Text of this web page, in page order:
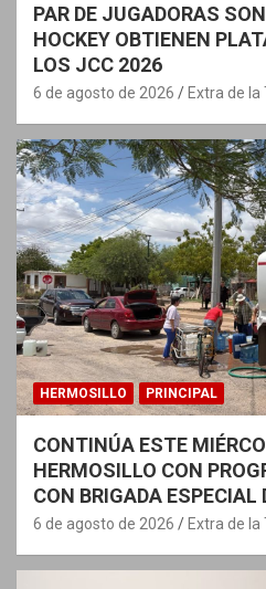
PAR DE JUGADORAS
HOCKEY OBTIENEN
LOS JCC 2026
6 de agosto de 2026 Extra de la
HERMOSILLO PRINCIPAL
CONTINÚA ESTE
HERMOSILLO CON
CON BRIGADA ESPECIAL
6 de agosto de 2026 Extra de la